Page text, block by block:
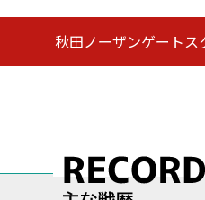
秋田ノーザンゲート